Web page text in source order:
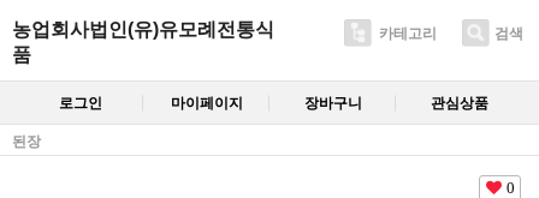
농업회사법인(유)유모례전통식
품
카테고리 검색
로그인 마이페이지 장바구니 관심상품
된장
0